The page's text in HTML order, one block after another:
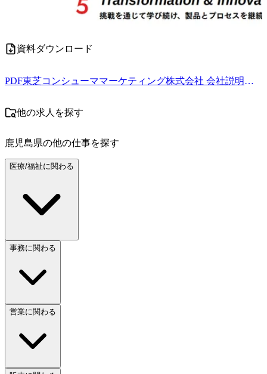
資料ダウンロード
PDF 東芝コンシューママーケティング株式会社 会社説明資料.pdf
他の求人を探す
鹿児島県の他の仕事を探す
医療/福祉に関わる
事務に関わる
営業に関わる